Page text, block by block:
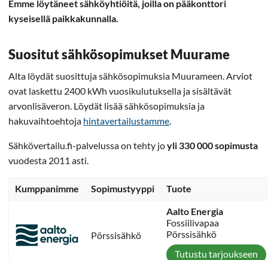
Emme löytäneet sähköyhtiöitä, joilla on pääkonttori
kyseisellä paikkakunnalla.
Suositut sähkösopimukset Muurame
Alta löydät suosittuja sähkösopimuksia Muurameen. Arviot
ovat laskettu 2400 kWh vuosikulutuksella ja sisältävät
arvonlisäveron. Löydät lisää sähkösopimuksia ja
hakuvaihtoehtoja hintavertailustamme
Sähkövertailu.fi-palvelussa on tehty joyli 330 000 sopimusta
vuodesta 2011 asti.
Kumppanimme Sopimustyyppi Tuote
Pörssisähkö
Aalto Energia
Fossiilivapaa
Pörssisähkö
Tutustu tarjoukseen